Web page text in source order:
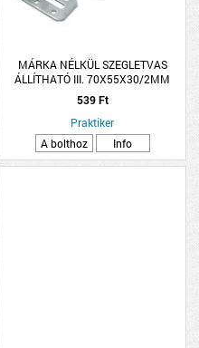
MÁRKA NÉLKÜL SZEGLETVAS
ÁLLÍTHATÓ III. 70X55X30/2MM
539 Ft
Praktiker
A bolthoz
Info